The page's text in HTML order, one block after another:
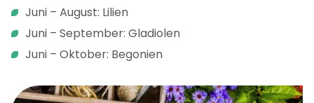
Juni – August: Lilien
Juni – September: Gladiolen
Juni – Oktober: Begonien